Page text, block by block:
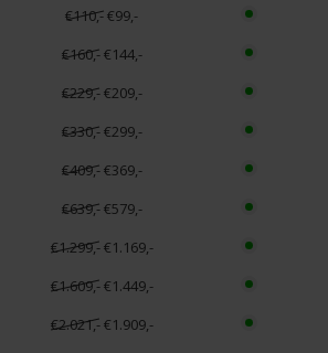
€110,-€99,-
€160,-€144,-
€229,-€209,-
€330,-€299,-
€409,-€369,-
€639,-€579,-
€1.299,-€1.169,-
€1.609,-€1.449,-
€2.021,-€1.909,-